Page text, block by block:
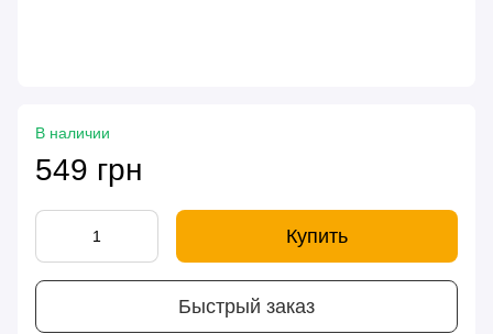
В наличии
549 грн
Купить
Быстрый заказ